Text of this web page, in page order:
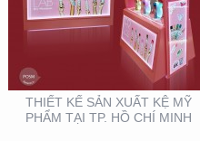
THIẾT KẾ SẢN XUẤT KỆ MỸ
PHẨM TẠI TP. HỒ CHÍ MINH
THIẾT KẾ BỘ NHẬN
DIỆN THƯƠNG HIỆU
MEIRY SKINCARE & SPA